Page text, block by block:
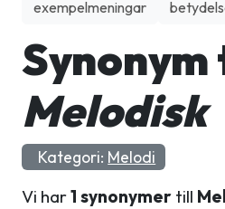
exempelmeningar
Melodisk
Kategori: Melodi
Vi har1 synonymer till